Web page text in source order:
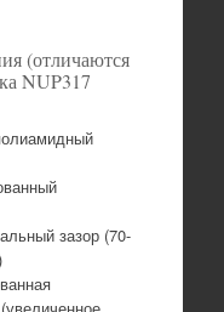
(отличаются
NUP317
зазор (70-